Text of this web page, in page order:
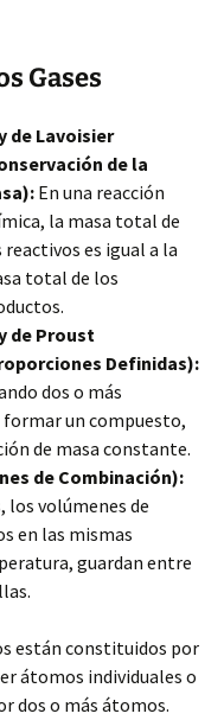
Gases
de Lavoisier
de la
En una reacción
la masa total de
reactivos es igual a la
total de los
de Proust
Definidas):
dos o más
un compuesto,
de masa constante.
de Combinación):
los volúmenes de
en las mismas
guardan entre
están constituidos por
átomos individuales o
dos o más átomos.